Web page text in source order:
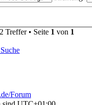
Treffer • Seite 1 von 1
Forum